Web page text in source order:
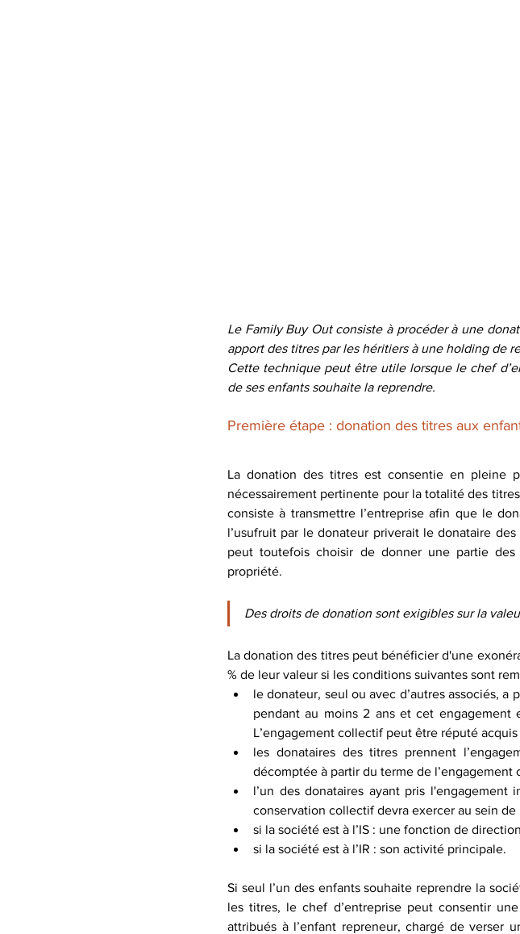
Le Family Buy Out consiste à procéder à une
apport des titres par les héritiers à une holding de
Cette technique peut être utile lorsque le chef
de ses enfants souhaite la reprendre.
Première étape : donation des titres aux
La donation des titres est consentie en pleine
nécessairement pertinente pour la totalité des
consiste à transmettre l’entreprise afin que le
l’usufruit par le donateur priverait le donataire
peut toutefois choisir de donner une partie
propriété.
Des droits de donation sont exigibles sur la
La donation des titres peut bénéficier d'une
% de leur valeur si les conditions suivantes sont
le donateur, seul ou avec d’autres associés,
pendant au moins 2 ans et cet
L’engagement collectif peut être réputé
les donataires des titres prennent
décomptée à partir du terme de l’engagement
l’un des donataires ayant pris
conservation collectif devra exercer au sein
si la société est à l’IS : une fonction de
si la société est à l’IR : son activité principale.
Si seul l’un des enfants souhaite reprendre la
les titres, le chef d’entreprise peut consentir
attribués à l’enfant repreneur, chargé de verser